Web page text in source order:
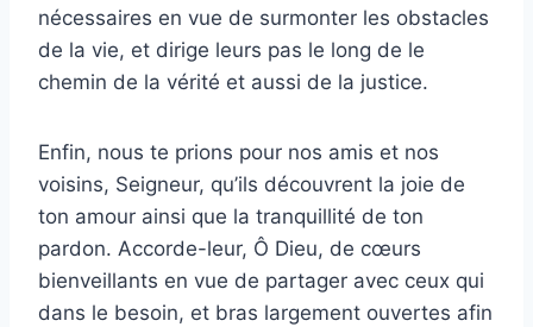
nécessaires en vue de surmonter les obstacles
de la vie, et dirige leurs pas le long de le
chemin de la vérité et aussi de la justice.
Enfin, nous te prions pour nos amis et nos
voisins, Seigneur, qu’ils découvrent la joie de
ton amour ainsi que la tranquillité de ton
pardon. Accorde-leur, Ô Dieu, de cœurs
bienveillants en vue de partager avec ceux qui
dans le besoin, et bras largement ouvertes afin